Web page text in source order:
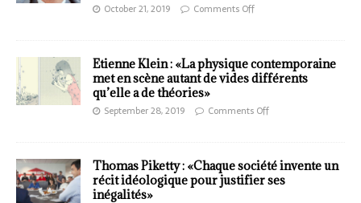
October 21, 2019 Comments Off
Etienne Klein : «La physique contemporaine
met en scène autant de vides différents
qu’elle a de théories»
September 28, 2019 Comments Off
Thomas Piketty : «Chaque société invente un
récit idéologique pour justifier ses
inégalités»